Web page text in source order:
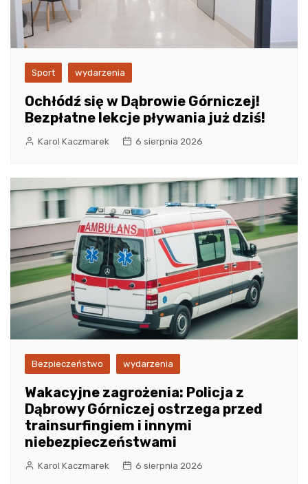
Sport wydarzenia
Ochłódź się w Dąbrowie Górniczej!
Bezpłatne lekcje pływania już dziś!
Karol Kaczmarek 6 sierpnia 2026
Bezpieczeństwo wydarzenia
Wakacyjne zagrożenia: Policja z
Dąbrowy Górniczej ostrzega przed
trainsurfingiem i innymi
niebezpieczeństwami
Karol Kaczmarek 6 sierpnia 2026